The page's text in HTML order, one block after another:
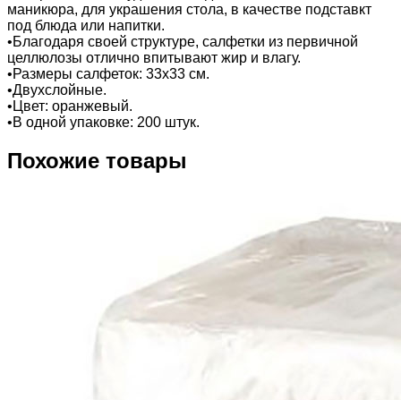
маникюра, для украшения стола, в качестве подставкт
под блюда или напитки.
•Благодаря своей структуре, салфетки из первичной
целлюлозы отлично впитывают жир и влагу.
•Размеры салфеток: 33х33 см.
•Двухслойные.
•Цвет: оранжевый.
•В одной упаковке: 200 штук.
Похожие товары